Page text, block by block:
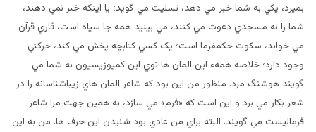
بميرد، يکي به شما خبر مي دهد، تسليت مي گويد؛ يا اينکه خبر نمي دهند،
شما را به مسجدي دعوت مي کنند، مي بينيد همه جا سياه است، قاري قرآن
مي خواند، سکوت حکمفرما است؛ يک کسي کتابچه پخش مي کند، حرکتي
وجود دارد؛ خلاصه همهء اين المان ها توي اين کمپوزيسيون به شما مي
گويند هوشنگ مرد. منظور من اين بود که شاعر المان هاي زيباشناسانه را در
شعر بکار مي برد و اين است که «فرم» مي سازد، به همين جهت مرا شاعر
فرماليست مي گويند. البته براي من عادي بود شنيدن اين حرف ها. من به اين